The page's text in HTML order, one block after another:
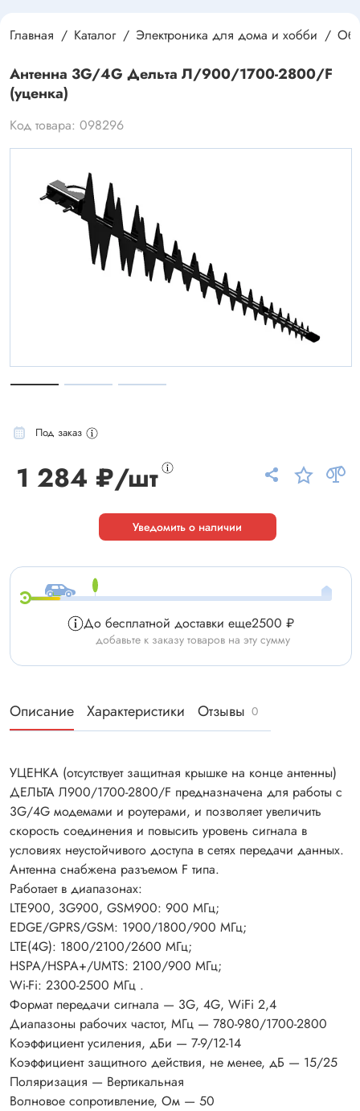
Главная Каталог Электроника для дома и хобби
Антенна 3G/4G Дельта Л/900/1700-2800/F
(уценка)
Код товара: 098296
Под заказ
1 284 ₽/шт
Уведомить о наличии
До бесплатной доставки еще2500 ₽
добавьте к заказу товаров на эту сумму
Описание Характеристики Отзывы 0
УЦЕНКА (отсутствует защитная крышке на конце антенны)
ДЕЛЬТА Л900/1700-2800/F предназначена для работы с
3G/4G модемами и роутeрами, и позволяет увеличить
скорость соединения и повысить уровень сигнала в
условиях неустойчивого доступа в сетях передачи данных.
Антенна снабжена разъемом F типа.
Работает в диапазонах:
LTE900, 3G900, GSM900: 900 МГц;
EDGE/GPRS/GSM: 1900/1800/900 МГц;
LTE(4G): 1800/2100/2600 МГц;
HSPA/HSPA+/UMTS: 2100/900 МГц;
Wi-Fi: 2300-2500 МГц .
Формат передачи сигнала — 3G, 4G, WiFi 2,4
Диапазоны рабочих частот, МГц — 780-980/1700-2800
Коэффициент усиления, дБи — 7-9/12-14
Коэффициент защитного действия, не менее, дБ — 15/25
Поляризация — Вертикальная
Волновое сопротивление, Ом — 50